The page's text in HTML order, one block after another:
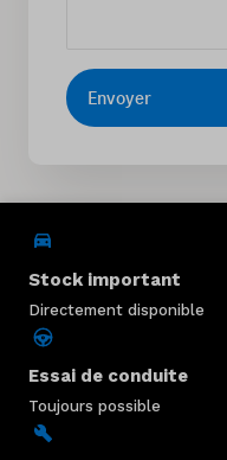
Envoyer
Stock important
Directement disponible
Essai de conduite
Toujours possible